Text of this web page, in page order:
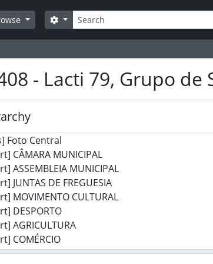
Search
Search options
- Lacti 79, Grupo de
Foto Central
CÂMARA MUNICIPAL
ASSEMBLEIA MUNICIPAL
JUNTAS DE FREGUESIA
MOVIMENTO CULTURAL
DESPORTO
AGRICULTURA
COMÉRCIO
[Series] Feiras